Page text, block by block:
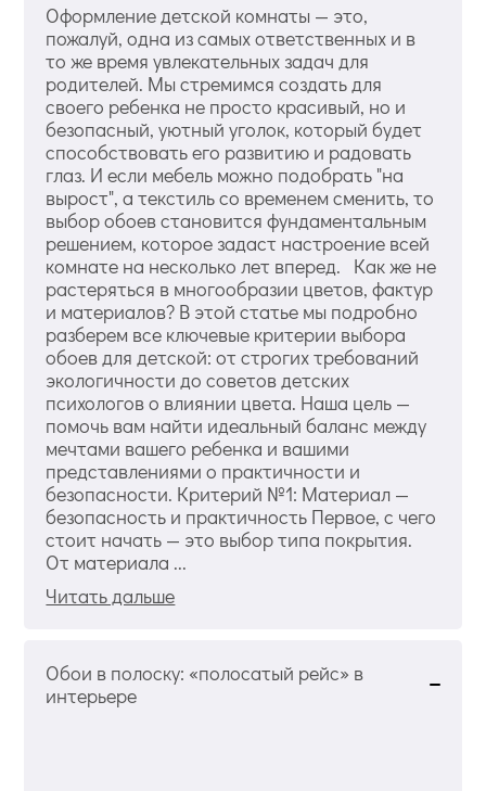
Оформление детской комнаты — это,
пожалуй, одна из самых ответственных и в
то же время увлекательных задач для
родителей. Мы стремимся создать для
своего ребенка не просто красивый, но и
безопасный, уютный уголок, который будет
способствовать его развитию и радовать
глаз. И если мебель можно подобрать "на
вырост", а текстиль со временем сменить, то
выбор обоев становится фундаментальным
решением, которое задаст настроение всей
комнате на несколько лет вперед. Как же не
растеряться в многообразии цветов, фактур
и материалов? В этой статье мы подробно
разберем все ключевые критерии выбора
обоев для детской: от строгих требований
экологичности до советов детских
психологов о влиянии цвета. Наша цель —
помочь вам найти идеальный баланс между
мечтами вашего ребенка и вашими
представлениями о практичности и
безопасности. Критерий №1: Материал —
безопасность и практичность Первое, с чего
стоит начать — это выбор типа покрытия.
От материала ...
Читать дальше
Обои в полоску: «полосатый рейс» в
интерьере